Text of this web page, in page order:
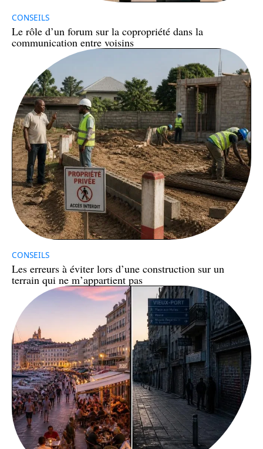
CONSEILS
Le rôle d’un forum sur la copropriété dans la
communication entre voisins
CONSEILS
Les erreurs à éviter lors d’une construction sur un
terrain qui ne m’appartient pas